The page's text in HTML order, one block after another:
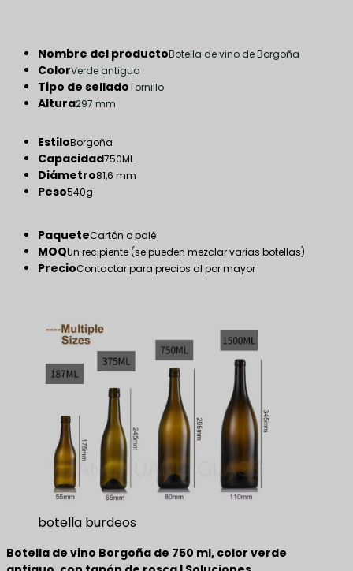
Nombre del productoBotella de vino de Borgoña
ColorVerde antiguo
Tipo de selladoTornillo
Altura297 mm
EstiloBorgoña
Capacidad750ML
Diámetro81,6 mm
Peso540g
PaqueteCartón o palé
MOQUn recipiente (se pueden mezclar varias botellas)
PrecioContactar para precios al por mayor
botella burdeos
Botella de vino Borgoña de 750 ml, color verde